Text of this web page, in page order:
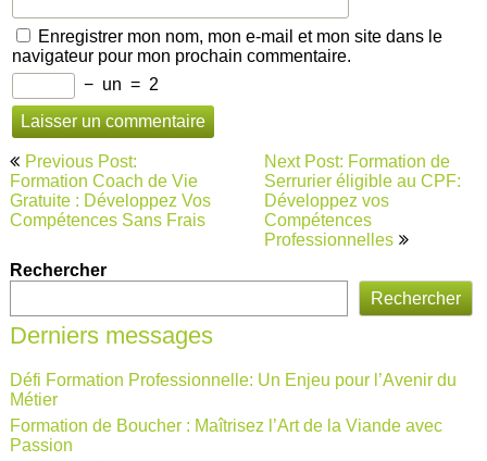
Enregistrer mon nom, mon e-mail et mon site dans le
navigateur pour mon prochain commentaire.
− un = 2
Navigation
de
l’article
Previous Post:
Formation Coach de Vie
Gratuite : Développez Vos
Compétences Sans Frais
Next Post: Formation de
Serrurier éligible au CPF:
Développez vos
Compétences
Professionnelles
Rechercher
Rechercher
Derniers messages
Défi Formation Professionnelle: Un Enjeu pour l’Avenir du
Métier
Formation de Boucher : Maîtrisez l’Art de la Viande avec
Passion